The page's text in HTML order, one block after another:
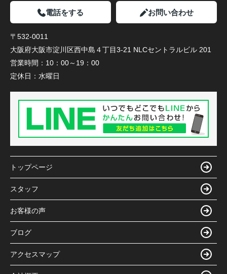
電話をする お問い合わせ
〒532-0011
大阪府大阪市淀川区西中島４丁目3-21 NLCセントラルビル 201
営業時間： 10：00～19：00
定休日： 水曜日
トップページ
スタッフ
お客様の声
ブログ
アクセスマップ